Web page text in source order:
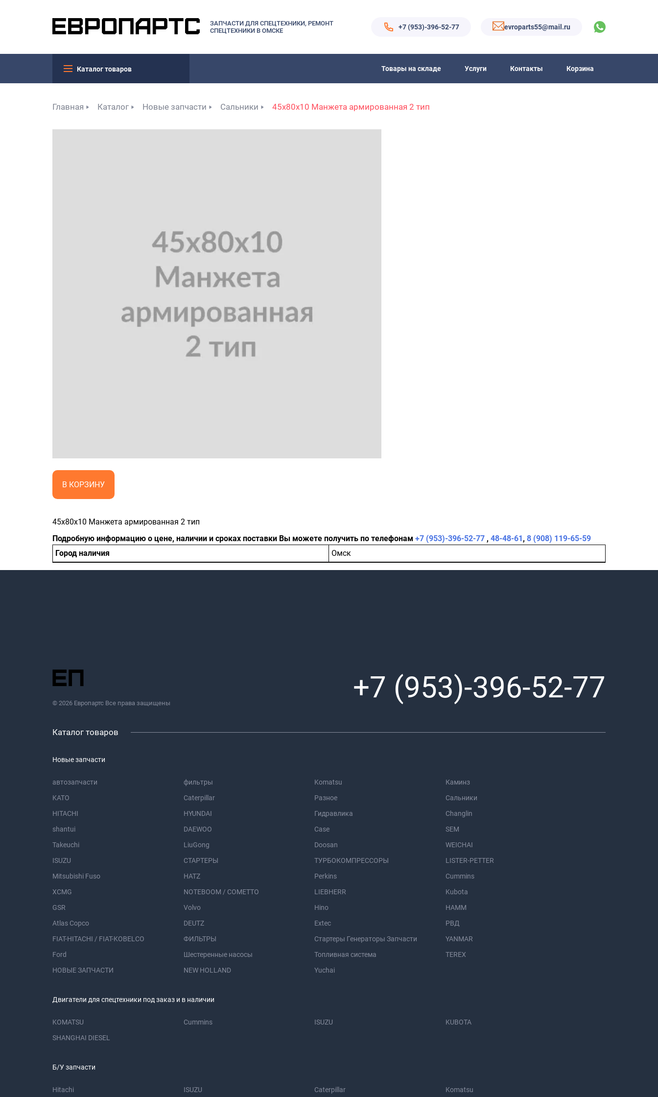
ЗАПЧАСТИ ДЛЯ СПЕЦТЕХНИКИ, РЕМОНТ
СПЕЦТЕХНИКИ В ОМСКЕ
+7 (953)-396-52-77 evroparts55@mail.ru
Каталог товаров Товары на складе Услуги Контакты Корзина
Главная Каталог Новые запчасти Сальники 45x80x10 Манжета армированная 2 тип
В КОРЗИНУ
45x80x10 Манжета армированная 2 тип
Подробную информацию о цене, наличии и сроках поставки Вы можете получить по телефонам +7 (953)-396-52-77 , 48-48-61, 8 (908) 119-65-59
Город наличия
Омск
© 2026 Европартс Все права защищены +7 (953)-396-52-77
Каталог товаров
Новые запчасти
автозапчасти фильтры Komatsu
Каминз
KATO
Caterpillar Разное
Сальники
HITACHI
HYUNDAI Гидравлика
Changlin
shantui
DAEWOO Case
SEM
Takeuchi
LiuGong Doosan
WEICHAI
ISUZU
СТАРТЕРЫ ТУРБОКОМПРЕССОРЫ
LISTER-PETTER
Mitsubishi Fuso
HATZ Perkins
Cummins
XCMG
NOTEBOOM / COMETTO LIEBHERR
Kubota
GSR
Volvo Hino
HAMM
Atlas Copco
DEUTZ Extec
РВД
FIAT-HITACHI / FIAT-KOBELCO
ФИЛЬТРЫ Стартеры Генераторы Запчасти
YANMAR
Ford
Шестеренные насосы Топливная система
TEREX
НОВЫЕ ЗАПЧАСТИ
NEW HOLLAND Yuchai
Двигатели для спецтехники под заказ и в наличии
KOMATSU Cummins ISUZU
KUBOTA
SHANGHAI DIESEL
Б/У запчасти
Hitachi ISUZU Caterpillar Komatsu